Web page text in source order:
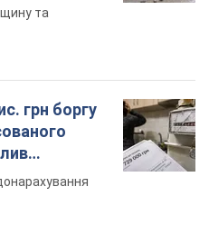
та
грн боргу